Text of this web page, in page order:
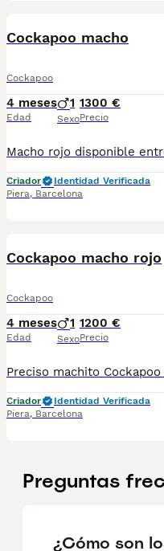
Cockapoo macho
Cockapoo
4 meses
Edad
1
Sexo
1300 €
Precio
Criador
Identidad Verificada
Piera, Barcelona
Cockapoo macho rojo
Cockapoo
4 meses
Edad
1
Sexo
1200 €
Precio
Criador
Identidad Verificada
Piera, Barcelona
Preguntas
¿Cómo son